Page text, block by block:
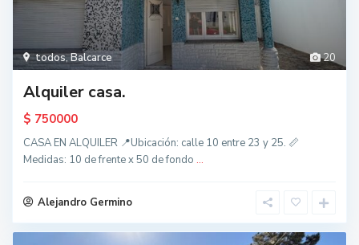
20
todos,Balcarce
Alquiler casa.
$ 750000
CASA EN ALQUILER 📍Ubicación: calle 10 entre 23 y 25. 📏
Medidas: 10 de frente x 50 de fondo ...
Alejandro Germino